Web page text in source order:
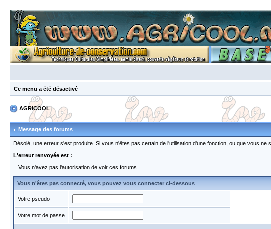
Ce menu a été désactivé
AGRICOOL
Message des forums
Désolé, une erreur s'est produite. Si vous n'êtes pas certain de l'utilisation d'une fonction, ou que vous
L'erreur renvoyée est :
Vous n'avez pas l'autorisation de voir ces forums
Vous n'êtes pas connecté, vous pouvez vous connecter ci-dessous
Votre pseudo
Votre mot de passe